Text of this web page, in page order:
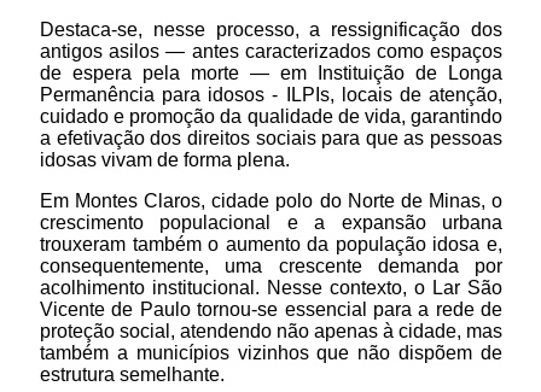
Destaca-se, nesse processo, a ressignificação dos
antigos asilos — antes caracterizados como espaços
de espera pela morte — em Instituição de Longa
Permanência para idosos - ILPIs, locais de atenção,
cuidado e promoção da qualidade de vida, garantindo
a efetivação dos direitos sociais para que as pessoas
idosas vivam de forma plena.
Em Montes Claros, cidade polo do Norte de Minas, o
crescimento populacional e a expansão urbana
trouxeram também o aumento da população idosa e,
consequentemente, uma crescente demanda por
acolhimento institucional. Nesse contexto, o Lar São
Vicente de Paulo tornou-se essencial para a rede de
proteção social, atendendo não apenas à cidade, mas
também a municípios vizinhos que não dispõem de
estrutura semelhante.